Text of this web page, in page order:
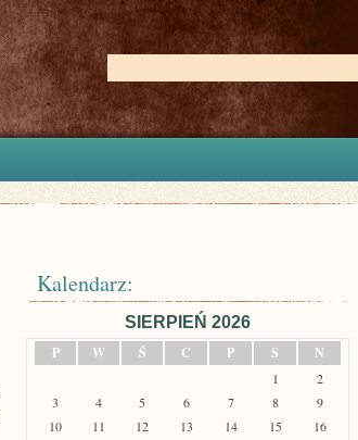
Kalendarz:
SIERPIEŃ 2026
P
W Ś C P S N
1
2
3
4 5 6 7 8
9
10
11 12 13 14 15
16